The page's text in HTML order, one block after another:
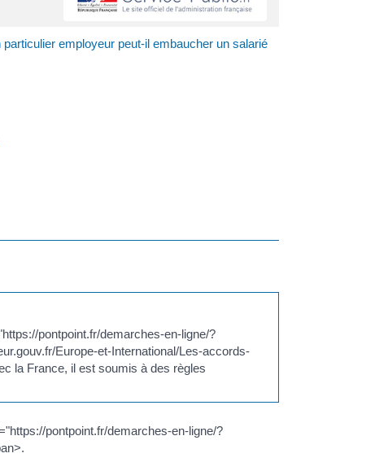
particulier employeur peut-il embaucher un salarié
pontpoint.fr/demarches-en-ligne/?
Europe-et-International/Les-accords-
la France, il est soumis à des règles
pontpoint.fr/demarches-en-ligne/?